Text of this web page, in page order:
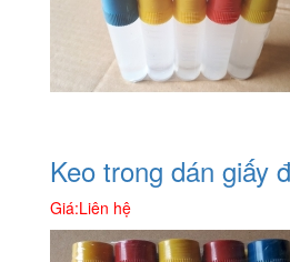
Keo trong dán giấy
Giá:Liên hệ